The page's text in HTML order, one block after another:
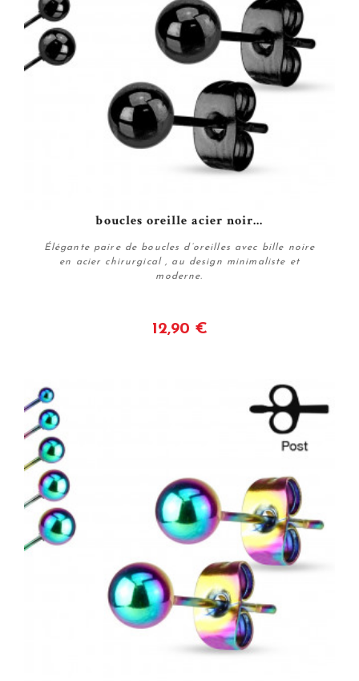
boucles oreille acier noir...
Élégante paire de boucles d’oreilles avec bille noire
en acier chirurgical , au design minimaliste et
moderne.
12,90 €